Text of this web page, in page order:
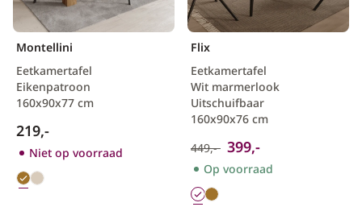
Scandinavisch
Montellini
Eetkamertafel
Eikenpatroon
160x90x77 cm
219,-
Niet op voorraad
Flix
Eetkamertafel
Wit marmerlook
Uitschuifbaar
160x90x76 cm
449,- 399,-
Op voorraad